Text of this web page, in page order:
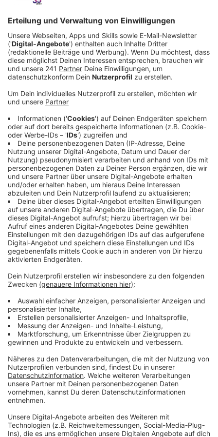
streamen sich durch Amazon Prime, Netflix und
Veröffentlicht:Freitag, 05.02.2021 12:00
Anzeige
Moderationshighlights für die Ewigkeit
Kuriose Themen, über die man am Ende der Woche
unbedingt noch mal sprechen muss! O-Töne, die aufs
zweite Hören erst recht lustig sind!
Kommentare und auch Geständnisse, die sich unsere
Radio-Leverkusen-Morningshow-Moderatoren
während der Sendung verkniffen haben - das alles hört
Ihr in "Wir müssen reden! - der Radio-Leverkusen-
Podcast".
Hier findet Ihr den Podcast der Radio-Leverkusen-
Konferenz-Freitagssekt. Wir haben einfach mal
gemacht - angepichelt, eingetütet!
Den Podcast gibt es auch auf den wichtigsten
Plattformen:
Anzeige
Anzeige